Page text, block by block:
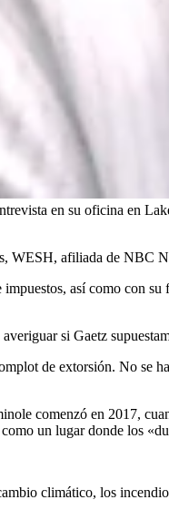
en su oficina en
WESH, afiliada de NBC
así como con
averiguar si Gaetz
de extorsión. No se
comenzó en 2017,
un lugar donde los
climático, los